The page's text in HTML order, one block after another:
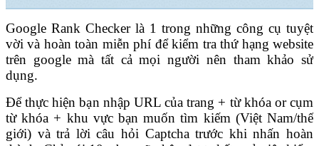
Google Rank Checker là 1 trong những công cụ tuyệt
vời và hoàn toàn miễn phí để kiểm tra thứ hạng website
trên google mà tất cả mọi người nên tham khảo sử
dụng.
Để thực hiện bạn nhập URL của trang + từ khóa or cụm
từ khóa + khu vực bạn muốn tìm kiếm (Việt Nam/thế
giới) và trả lời câu hỏi Captcha trước khi nhấn hoàn